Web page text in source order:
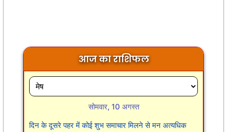
आज का राशिफल
सोमवार, 10 अगस्त
दिन के दूसरे पहर में कोई शुभ समाचार मिलने से मन अत्यधिक